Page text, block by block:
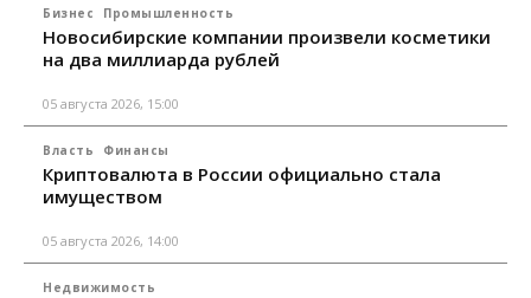
Бизнес Промышленность
Новосибирские компании произвели косметики
на два миллиарда рублей
05 августа 2026, 15:00
Власть Финансы
Криптовалюта в России официально стала
имуществом
05 августа 2026, 14:00
Недвижимость